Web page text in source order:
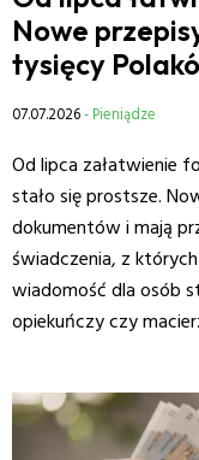
Nowe
tysięcy
07.07.2026- Pieniądze
Od lipca załatwienie
stało się prostsze.
dokumentów i mają
świadczenia, z
wiadomość dla osób
opiekuńczy czy